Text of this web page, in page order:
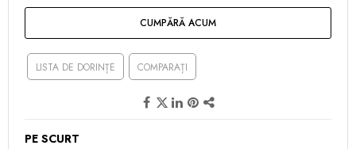
CUMPĂRĂ ACUM
LISTA DE DORINȚE COMPARAȚI
PE SCURT